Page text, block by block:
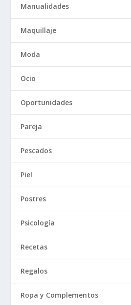
Manualidades
Maquillaje
Moda
Ocio
Oportunidades
Pareja
Pescados
Piel
Postres
Psicología
Recetas
Regalos
Ropa y Complementos